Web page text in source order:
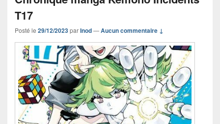
T17
Posté le 29/12/2023parInod—Aucun commentaire ↓